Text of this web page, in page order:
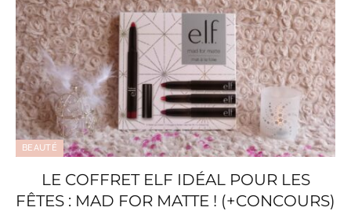
BEAUTÉ
LE COFFRET ELF IDÉAL POUR LES
FÊTES : MAD FOR MATTE ! (+CONCOURS)